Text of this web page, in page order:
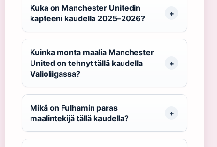
Kuka on Manchester Unitedin
kapteeni kaudella 2025–2026?
Kuinka monta maalia Manchester
United on tehnyt tällä kaudella
Valioliigassa?
Mikä on Fulhamin paras
maalintekijä tällä kaudella?